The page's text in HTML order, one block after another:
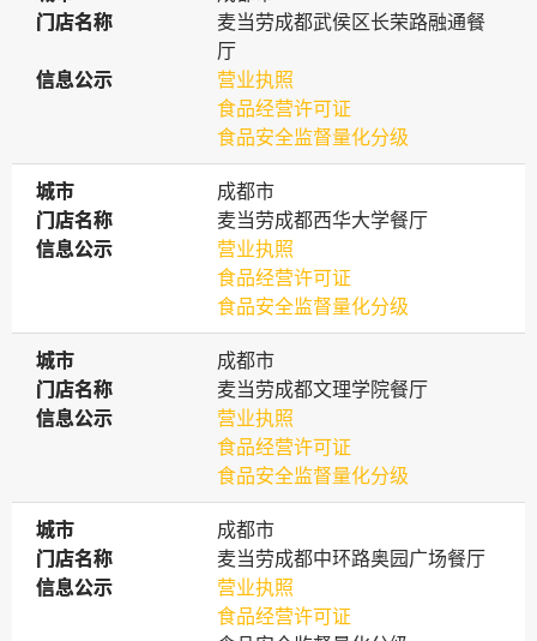
门店名称
门店名称
麦当劳成都武侯区长荣路融通餐
厅
信息公示
信息公示
营业执照
食品经营许可证
食品安全监督量化分级
城市
城市
成都市
门店名称
门店名称
麦当劳成都西华大学餐厅
信息公示
信息公示
营业执照
食品经营许可证
食品安全监督量化分级
城市
城市
成都市
门店名称
门店名称
麦当劳成都文理学院餐厅
信息公示
信息公示
营业执照
食品经营许可证
食品安全监督量化分级
城市
城市
成都市
门店名称
门店名称
麦当劳成都中环路奥园广场餐厅
信息公示
信息公示
营业执照
食品经营许可证